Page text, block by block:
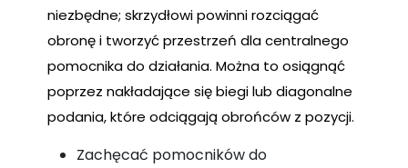
niezbędne; skrzydłowi powinni rozciągać
obronę i tworzyć przestrzeń dla centralnego
pomocnika do działania. Można to osiągnąć
poprzez nakładające się biegi lub diagonalne
podania, które odciągają obrońców z pozycji.
Zachęcać pomocników do